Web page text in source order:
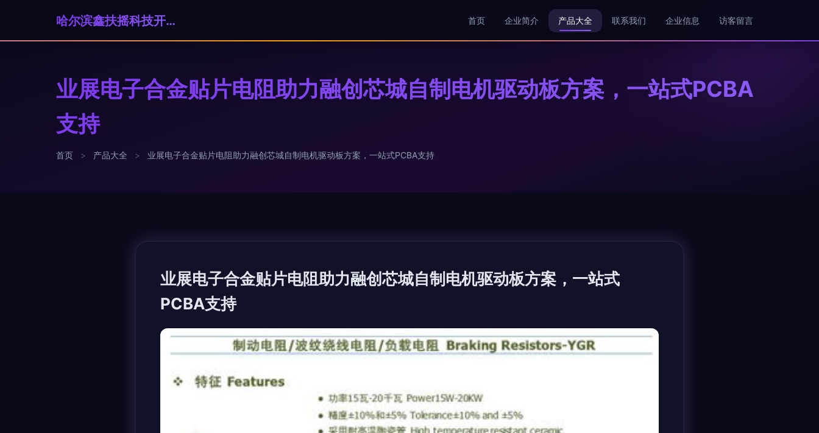
哈尔滨鑫扶摇科技开发有限公司 首页 企业简介 产品大全 联系我们 企业信息 访客留言
业展电子合金贴片电阻助力融创芯城自制电机驱动板方案，一站式PCBA
支持
首页 > 产品大全 > 业展电子合金贴片电阻助力融创芯城自制电机驱动板方案，一站式PCBA支持
业展电子合金贴片电阻助力融创芯城自制电机驱动板方案，一站式
PCBA支持